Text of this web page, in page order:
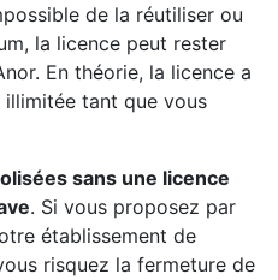
de la réutiliser ou
la licence peut rester
En théorie, la licence a
tant que vous
sans une licence
. Si vous proposez par
établissement de
risquez la fermeture de